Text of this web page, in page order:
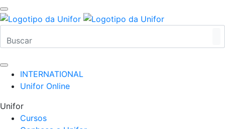
INTERNATIONAL
Unifor Online
Unifor
Cursos